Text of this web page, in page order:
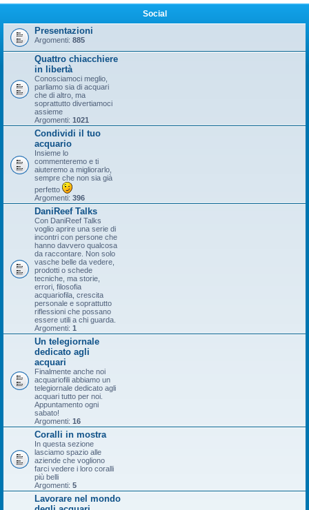
Social
Presentazioni
Argomenti: 885
Quattro chiacchiere
in libertà
Conosciamoci meglio,
parliamo sia di acquari
che di altro, ma
soprattutto divertiamoci
assieme
Argomenti: 1021
Condividi il tuo
acquario
Insieme lo
commenteremo e ti
aiuteremo a migliorarlo,
sempre che non sia già
perfetto
Argomenti: 396
DaniReef Talks
Con DaniReef Talks
voglio aprire una serie di
incontri con persone che
hanno davvero qualcosa
da raccontare. Non solo
vasche belle da vedere,
prodotti o schede
tecniche, ma storie,
errori, filosofia
acquariofila, crescita
personale e soprattutto
riflessioni che possano
essere utili a chi guarda.
Argomenti: 1
Un telegiornale
dedicato agli
acquari
Finalmente anche noi
acquariofili abbiamo un
telegiornale dedicato agli
acquari tutto per noi.
Appuntamento ogni
sabato!
Argomenti: 16
Coralli in mostra
In questa sezione
lasciamo spazio alle
aziende che vogliono
farci vedere i loro coralli
più belli
Argomenti: 5
Lavorare nel mondo